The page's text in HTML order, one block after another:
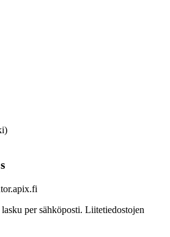
per sähköposti. Liitetiedostojen